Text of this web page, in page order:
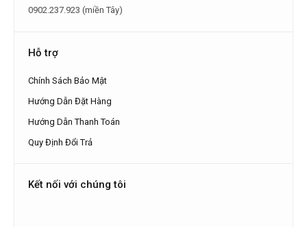
0902.237.923 (miền Tây)
Hỗ trợ
Chính Sách Bảo Mật
Hướng Dẫn Đặt Hàng
Hướng Dẫn Thanh Toán
Quy Định Đổi Trả
Kết nối với chúng tôi